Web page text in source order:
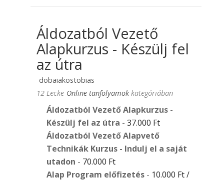
Áldozatból Vezető
Alapkurzus - Készülj fel
az útra
dobaiakostobias
12 Lecke Online tanfolyamokkategóriában
Áldozatból Vezető Alapkurzus -
Készülj fel az útra - 37.000 Ft
Áldozatból Vezető Alapvető
Technikák Kurzus - Indulj el a saját
utadon - 70.000 Ft
Alap Program előfizetés- 10.000 Ft/